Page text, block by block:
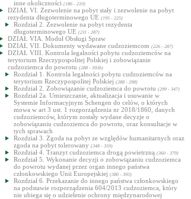
inne okoliczności (186 - 210)
DZIAŁ VI. Zezwolenie na pobyt stały i zezwolenie na pobyt
rezydenta długoterminowego UE (195 - 225)
Rozdział 2. Zezwolenie na pobyt rezydenta
długoterminowego UE (211 - 287)
DZIAŁ VIA. Moduł Obsługi Spraw
DZIAŁ VII. Dokumenty wydawane cudzoziemcom (226 - 287)
DZIAŁ VIII. Kontrola legalności pobytu cudzoziemców na
terytorium Rzeczypospolitej Polskiej i zobowiązanie
cudzoziemca do powrotu (288 - 393b)
Rozdział 1. Kontrola legalności pobytu cudzoziemców na
terytorium Rzeczypospolitej Polskiej (288 - 298)
Rozdział 2. Zobowiązanie cudzoziemca do powrotu (299 - 347)
Rozdział 2a. Umieszczanie, aktualizacja i usuwanie w
Systemie Informacyjnym Schengen do celów, o których
mowa w art 3 ust. 1 rozporządzenia nr 2018/1860, danych
cudzoziemców, którym zostały wydane decyzje o
zobowiązaniu cudzoziemca do powrotu, oraz konsultacje w
tych sprawach
Rozdział 3. Zgoda na pobyt ze względów humanitarnych oraz
zgoda na pobyt tolerowany (348 - 359)
Rozdział 4. Tranzyt cudzoziemca drogą powietrzną (360 - 379)
Rozdział 5. Wykonanie decyzji o zobowiązaniu cudzoziemca
do powrotu wydanej przez organ innego państwa
członkowskiego Unii Europejskiej (380 - 393)
Rozdział 6. Przekazanie do innego państwa członkowskiego
na podstawie rozporządzenia 604/2013 cudzoziemca, który
nie ubiega się o udzielenie ochrony międzynarodowej